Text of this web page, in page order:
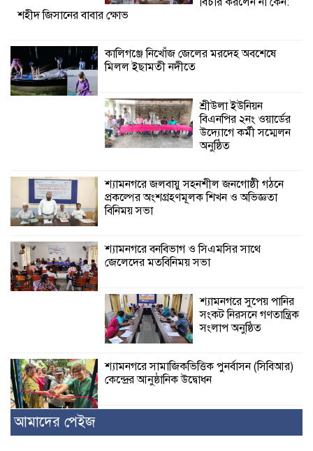
প্রকল্পের অংশগ্রহণমূলক শিখন ও অভিজ্ঞতা
শ্যামনগরে বনবিভাগ ও সিএমসির সাথে
শহীদ জিসানের বাবার ক্ষোভ
কালিগঞ্জে নিখোঁজ জেলের মরদেহ অবশেষে
মিলল ইছামতী নদীতে
শ্রীউলা ইউনিয়ন
বিএনপির ২নং ওয়ার্ডের
উদ্যোগে কর্মী সম্মেলন
অনুষ্ঠিত
শ্যামনগরে জলবায়ু সহনশীল জনগোষ্ঠী গঠনে
প্রকল্পের অংশগ্রহণমূলক শিখন ও অভিজ্ঞতা
বিনিময় সভা
শ্যামনগরে বনবিভাগ ও সিএমসির সাথে
জেলেদের মতবিনিময় সভা
শ্যামনগরে সুপেয় পানির
সংকট নিরসনে গণতান্ত্রিক
সংলাপ অনুষ্ঠিত
শ্যামনগরে সামাজিকভিত্তিক পুনর্বাসন (সিবিআর)
কেন্দ্রের আনুষ্ঠানিক উদ্বোধন
আমাদের পেইজ